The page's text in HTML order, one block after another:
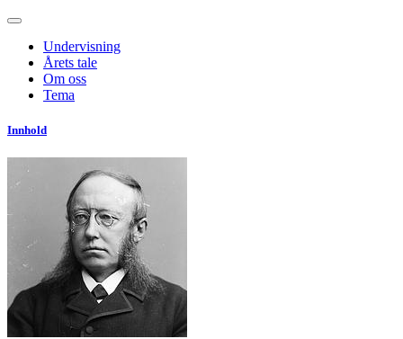
Undervisning
Årets tale
Om oss
Tema
Innhold